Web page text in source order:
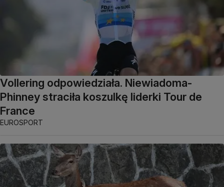
Vollering odpowiedziała. Niewiadoma-
Phinney straciła koszulkę liderki Tour de
France
EUROSPORT